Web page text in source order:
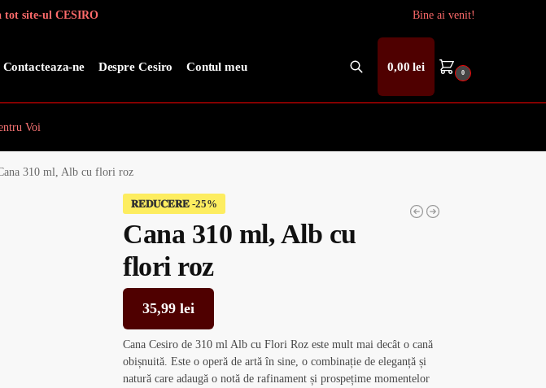
tot site-ul CESIRO Bine ai venit!
Contacteaza-ne Despre Cesiro Contul meu 0,00lei 0
Voi
310 ml, Alb cu flori roz
𝐑𝐄𝐃𝐔𝐂𝐄𝐑𝐄
Cana 310 ml, Alb cu
flori roz
35,99lei
Cana Cesiro de 310 ml Alb cu Flori Roz este mult mai decât o cană
obișnuită. Este o operă de artă în sine, o combinație de eleganță și
natură care adaugă o notă de rafinament și prospețime momentelor